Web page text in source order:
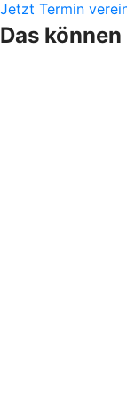
Jetzt Termin
Das